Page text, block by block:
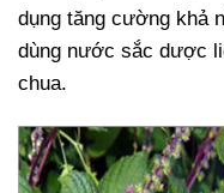
dụng tăng cường khả
dùng nước sắc dược
chua.